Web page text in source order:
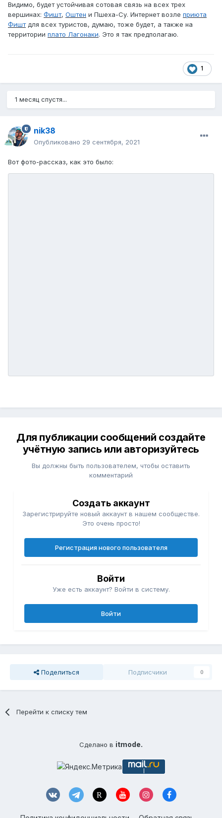
Видимо, будет устойчивая сотовая связь на всех трех
вершинах: Фишт, Оштен и Пшеха-Су. Интернет возле приюта
Фиштдля всех туристов, думаю, тоже будет, а также на
территории плато Лагонаки. Это я так предполагаю.
1
1 месяц спустя...
nik38
Опубликовано 29 сентября, 2021
Вот фото-рассказ, как это было:
Для публикации сообщений создайте
учётную запись или авторизуйтесь
Вы должны быть пользователем, чтобы оставить
комментарий
Создать аккаунт
Зарегистрируйте новый аккаунт в нашем сообществе.
Это очень просто!
Регистрация нового пользователя
Войти
Уже есть аккаунт? Войти в систему.
Войти
Поделиться Подписчики 0
Перейти к списку тем
Сделано в itmode.